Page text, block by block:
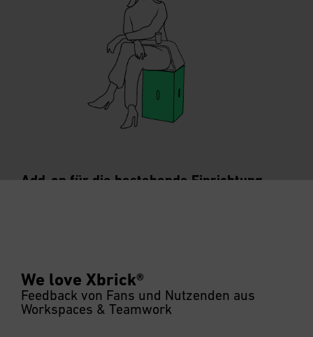
Interaktion steigern & kreative Zusammenarbeit
ermöglichen – so entsteht Innovation
Add-on für die bestehende Einrichtung
We love Xbrick®
Feedback von Fans und Nutzenden aus
Workspaces & Teamwork